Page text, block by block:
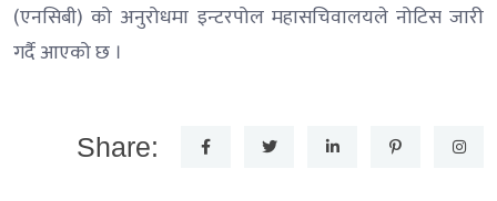
(एनसिबी) को अनुरोधमा इन्टरपोल महासचिवालयले नोटिस जारी
गर्दै आएको छ ।
Share: